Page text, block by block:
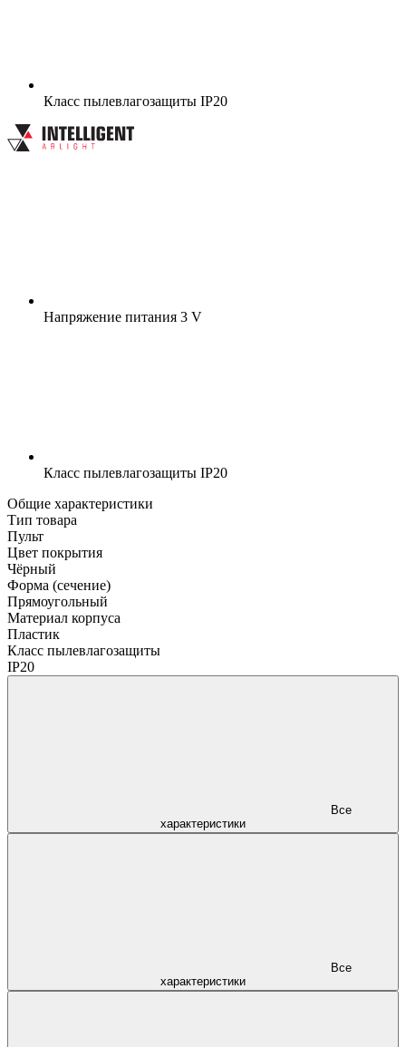
Класс пылевлагозащиты IP20
Напряжение питания 3 V
Класс пылевлагозащиты IP20
Общие характеристики
Тип товара
Пульт
Цвет покрытия
Чёрный
Форма (сечение)
Прямоугольный
Материал корпуса
Пластик
Класс пылевлагозащиты
IP20
характеристики
характеристики